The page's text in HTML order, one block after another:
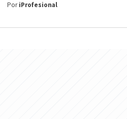
PoriProfesional